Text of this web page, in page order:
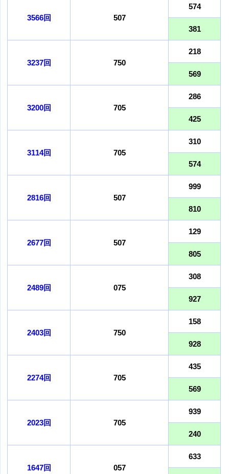
3566回 507
574
381
3237回 750
218
569
3200回 705
286
425
3114回 705
310
574
2816回 507
999
810
2677回 507
129
805
2489回 075
308
927
2403回 750
158
928
2274回 705
435
569
2023回 705
939
240
1647回 057
633